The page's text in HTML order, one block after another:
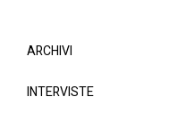
ARCHIVI
INTERVISTE